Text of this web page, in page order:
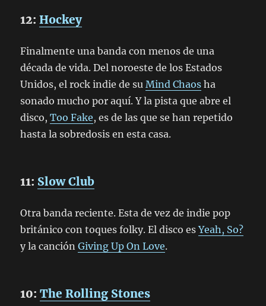
12:Hockey
Finalmente una banda con menos de una
década de vida. Del noroeste de los Estados
Unidos, el rock indie de suMind Chaos ha
sonado mucho por aquí. Y la pista que abre el
disco,Too Fake, es de las que se han repetido
hasta la sobredosis en esta casa.
11: Slow Club
Otra banda reciente. Esta de vez de indie pop
británico con toques folky. El disco esYeah, So?
y la canciónGiving Up On Love.
10:The Rolling Stones